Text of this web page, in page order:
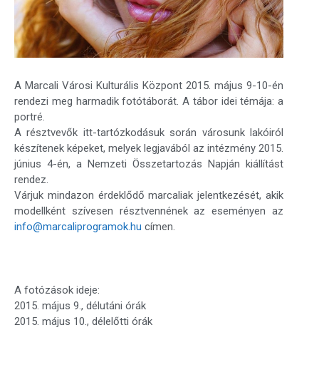
A Marcali Városi Kulturális Központ 2015. május 9-10-én
rendezi meg harmadik fotótáborát. A tábor idei témája: a
portré.
A résztvevők itt-tartózkodásuk során városunk lakóiról
készítenek képeket, melyek legjavából az intézmény 2015.
június 4-én, a Nemzeti Összetartozás Napján kiállítást
rendez.
Várjuk mindazon érdeklődő marcaliak jelentkezését, akik
modellként szívesen résztvennének az eseményen az
info@marcaliprogramok.hu címen.
A fotózások ideje:
2015. május 9., délutáni órák
2015. május 10., délelőtti órák